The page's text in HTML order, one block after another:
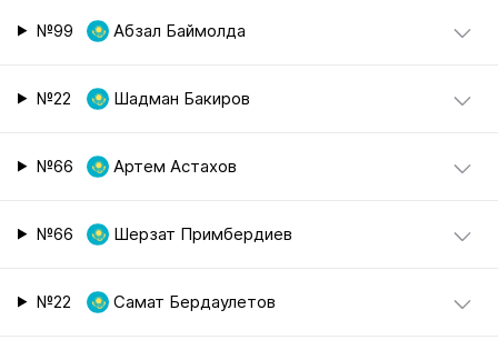
№99 Абзал Баймолда
№22 Шадман Бакиров
№66 Артем Астахов
№66 Шерзат Примбердиев
№22 Самат Бердаулетов